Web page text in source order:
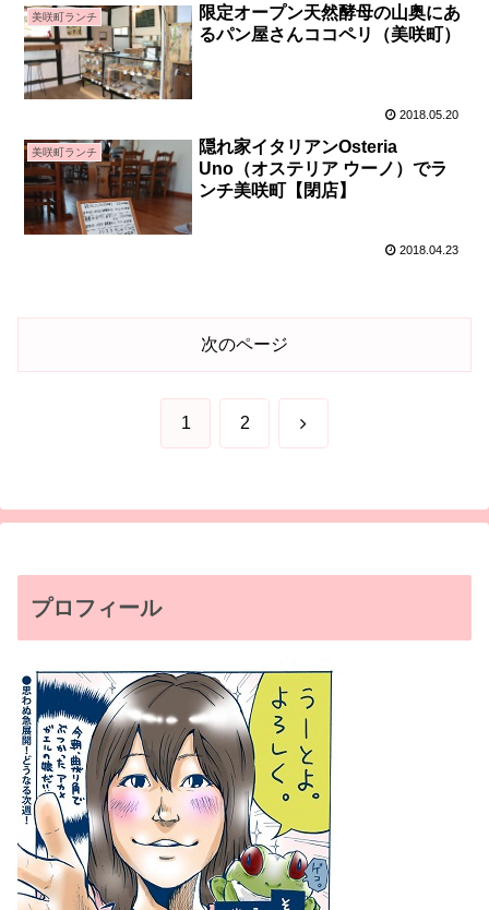
美咲町ランチ
限定オープン天然酵母の山奥にあ
るパン屋さんココペリ（美咲町）
2018.05.20
美咲町ランチ
隠れ家イタリアンOsteria
Uno（オステリア ウーノ）でラ
ンチ美咲町【閉店】
2018.04.23
次のページ
1 2 次
プロフィール